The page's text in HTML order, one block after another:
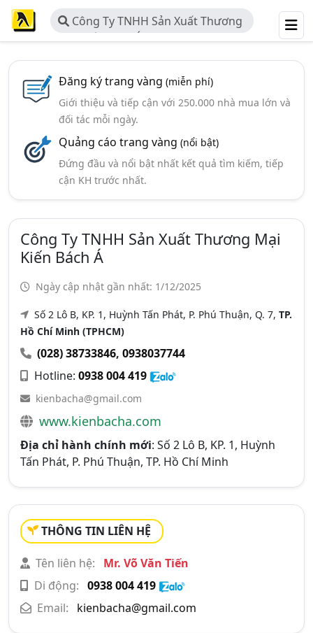
Công Ty TNHH Sản Xuất Thương
Mại Kiến Bách Á
Đăng ký trang vàng (miễn phí)
Giới thiệu và tiếp cận với 250.000 nhà mua lớn và
đối tác mỗi ngày.
Quảng cáo trang vàng (nổi bật)
Đứng đầu và nổi bật nhất kết quả tìm kiếm, tiếp
cận KH trước nhất.
Công Ty TNHH Sản Xuất Thương Mại
Kiến Bách Á
Ngày cập nhật gần nhất: 1/12/2025
Số 2 Lô B, KP. 1, Huỳnh Tấn Phát, P. Phú Thuận, Q. 7, TP.
Hồ Chí Minh (TPHCM)
(028) 38733846, 0938037744
Hotline: 0938 004 419
kienbacha@gmail.com
www.kienbacha.com
Địa chỉ hành chính mới: Số 2 Lô B, KP. 1, Huỳnh
Tấn Phát, P. Phú Thuận, TP. Hồ Chí Minh
THÔNG TIN LIÊN HỆ
Tên liên hệ:
Mr. Võ Văn Tiến
Di động: 0938 004 419
Email:
kienbacha@gmail.com